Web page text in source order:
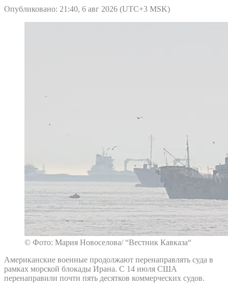
Опубликовано: 21:40, 6 авг 2026 (UTC+3 MSK)
© Фото: Мария Новоселова/ “Вестник Кавказа“
Американские военные продолжают перенаправлять суда в
рамках морской блокады Ирана. С 14 июля США
перенаправили почти пять десятков коммерческих судов.